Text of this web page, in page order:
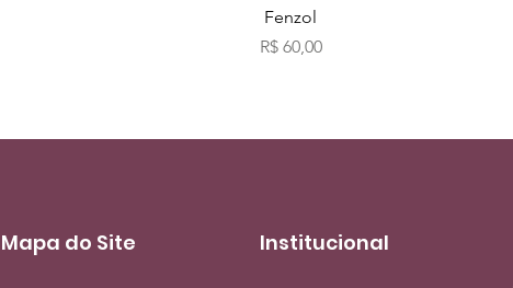
Visualização rápida
Fenzol
Preço
R$ 60,00
Mapa do Site Institucional